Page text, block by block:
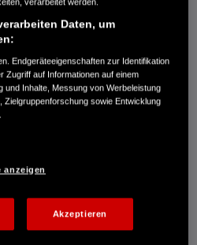
verarbeitet werden.
Daten, um
Endgeräteeigenschaften zur Identifikation
Zugriff auf Informationen auf einem
und Inhalte, Messung von Werbeleistung
Zielgruppenforschung sowie Entwicklung
anzeigen
Akzeptieren